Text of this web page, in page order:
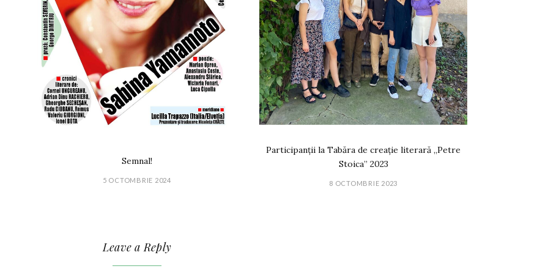
Semnal!
5 OCTOMBRIE 2024
Participanții la Tabăra de creație literară „Petre
Stoica” 2023
8 OCTOMBRIE 2023
Leave a Reply